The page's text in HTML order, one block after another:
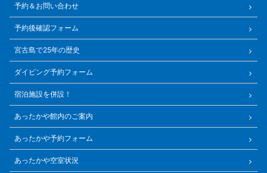
予約＆お問い合わせ
予約後確認フォーム
宮古島で25年の歴史
ダイビング予約フォーム
宿泊施設を併設！
あったかや館内のご案内
あったかや予約フォーム
あったかや空室状況